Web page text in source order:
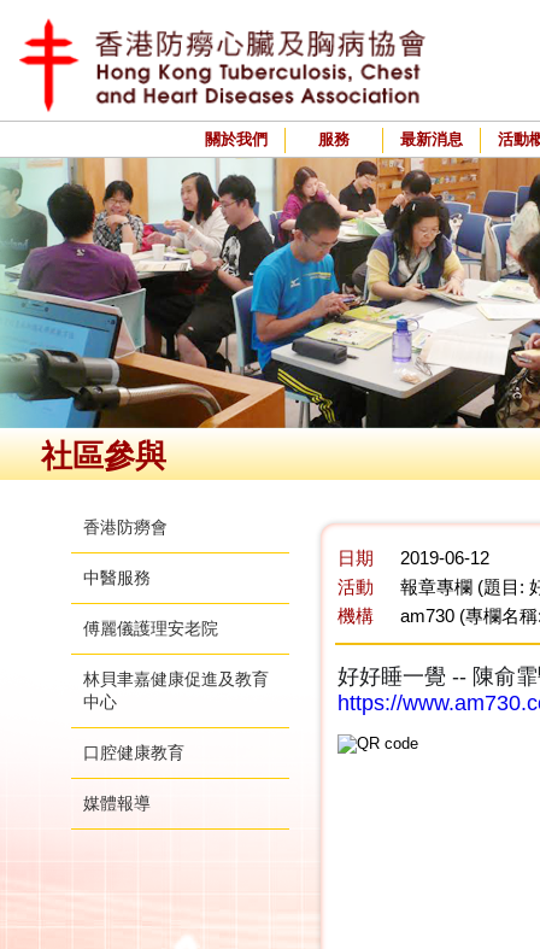
關於我們 服務 最新消息 活動
社區參與
香港防癆會
中醫服務
傅麗儀護理安老院
林貝聿嘉健康促進及教育
中心
口腔健康教育
媒體報導
日期
2019-06-12
活動
報章專欄 (題目:
機構
am730 (專欄名
好好睡一覺 -- 陳俞
https://